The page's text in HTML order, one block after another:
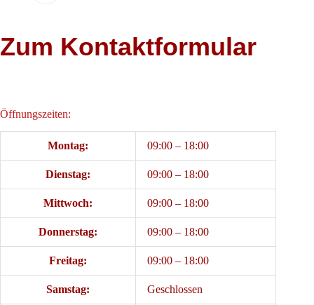
Zum Kontaktformular
Öffnungszeiten:
Montag: 09:00 – 18:00
Dienstag: 09:00 – 18:00
Mittwoch: 09:00 – 18:00
Donnerstag: 09:00 – 18:00
Freitag: 09:00 – 18:00
Samstag: Geschlossen